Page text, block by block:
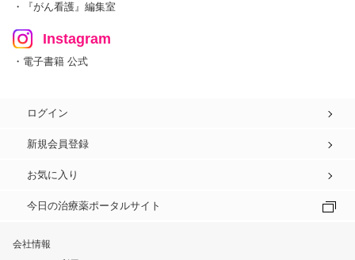
・『がん看護』編集室
Instagram
・電子書籍 公式
ログイン
新規会員登録
お気に入り
今日の治療薬ポータルサイト
会社情報